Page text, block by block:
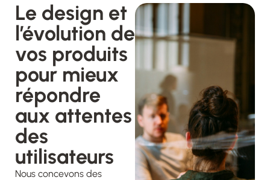
Le design et
l’évolution de
vos produits
pour mieux
répondre
aux attentes
des
utilisateurs
Nous concevons des